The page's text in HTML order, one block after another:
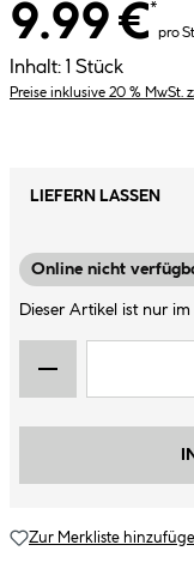
9.99 €*
pro
Inhalt: 1 Stück
Preise inklusive 20 % MwSt.
LIEFERN LASSEN
Online nicht
Dieser Artikel ist nur
Zur Merkliste